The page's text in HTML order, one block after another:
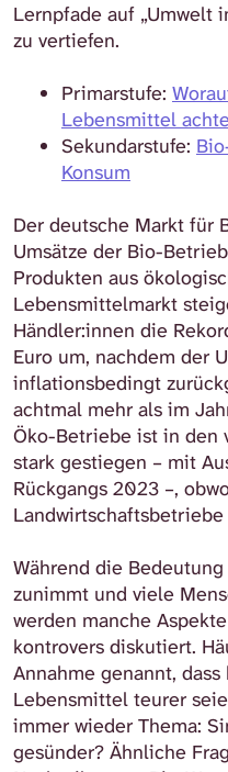
Lernpfade auf „Umwelt
zu vertiefen.
Primarstufe:
Lebensmittel
Sekundarstufe:
Konsum
Der deutsche Markt für
Umsätze der Bio-
Produkten aus
Lebensmittelmarkt
Händler:innen die
Euro um, nachdem der
inflationsbedingt
achtmal mehr als im
Öko-Betriebe ist in den
stark gestiegen – mit
Rückgangs 2023 –,
Während die
zunimmt und viele
werden manche
kontrovers diskutiert.
Annahme genannt,
Lebensmittel teurer
immer wieder Thema:
gesünder? Ähnliche